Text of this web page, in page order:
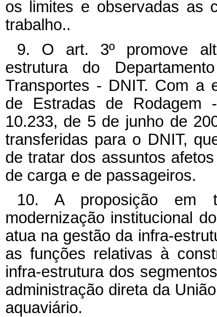
os limites e observadas as
trabalho..
9. O art. 3º promove
estrutura do
Transportes - DNIT. Com a
de Estradas de Rodagem
10.233, de 5 de junho de
transferidas para o DNIT,
de tratar dos assuntos
de carga e de passageiros.
10. A proposição em
modernização institucional
atua na gestão da infra-
as funções relativas à
infra-estrutura dos
administração direta da
aquaviário.